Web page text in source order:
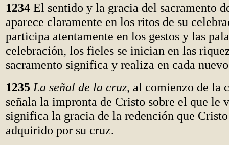
1234 El sentido y la gracia del sacramento
aparece claramente en los ritos de su
participa atentamente en los gestos y las
celebración, los fieles se inician en las
sacramento significa y realiza en cada
1235 La señal de la cruz, al comienzo de la
señala la impronta de Cristo sobre el que le
significa la gracia de la redención que
adquirido por su cruz.